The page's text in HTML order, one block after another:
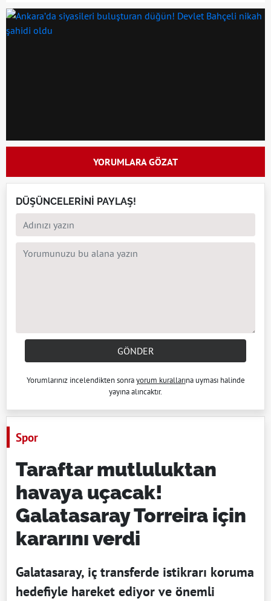
YORUMLARA GÖZAT
DÜŞÜNCELERİNİ PAYLAŞ!
GÖNDER
Yorumlarınız incelendikten sonrayorum kurallarına uyması halinde
yayına alıncaktır.
Spor
Taraftar mutluluktan
havaya uçacak!
Galatasaray Torreira için
kararını verdi
Galatasaray, iç transferde istikrarı koruma
hedefiyle hareket ediyor ve önemli